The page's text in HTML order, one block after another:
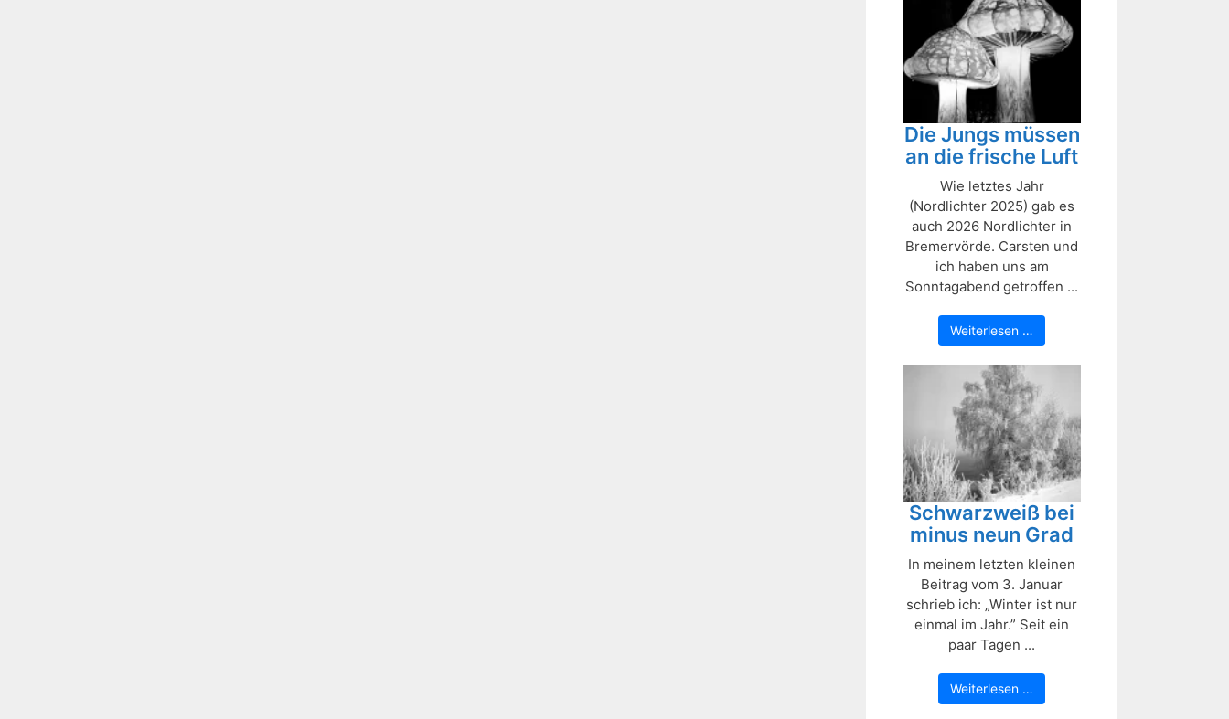
Die Jungs müssen
an die frische Luft
Wie letztes Jahr
(Nordlichter 2025) gab es
auch 2026 Nordlichter in
Bremervörde. Carsten und
ich haben uns am
Sonntagabend getroffen ...
Weiterlesen …
Schwarzweiß bei
minus neun Grad
In meinem letzten kleinen
Beitrag vom 3. Januar
schrieb ich: „Winter ist nur
einmal im Jahr.” Seit ein
paar Tagen ...
Weiterlesen …